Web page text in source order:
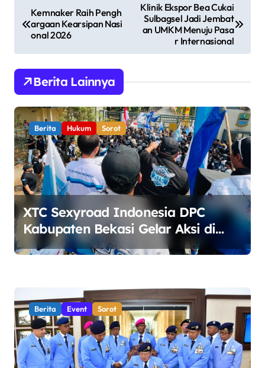
a
a
s
i
p
o
s
Kemnaker Raih Pengh
argaan Kearsipan Nasi
onal 2026
Klinik Ekspor Bea Cukai
Sulbagsel Jadi Jembat
an UMKM Menuju Pasa
r Internasional
Berita Lainnya
Berita Hukum Sorot
XTC Sexyroad Indonesia DPC
Kabupaten Bekasi Gelar Aksi di
Depan Pemkab, Soroti Kinerja DLH
Berita Event Sorot